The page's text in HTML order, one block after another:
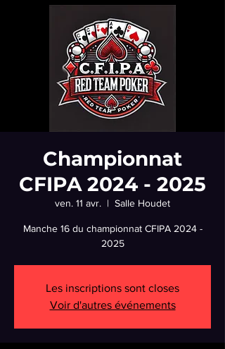
Championnat
CFIPA 2024 - 2025
ven. 11 avr.
  |
Salle Houdet
Manche 16 du championnat CFIPA 2024 -
2025
Les inscriptions sont closes
Voir d'autres événements